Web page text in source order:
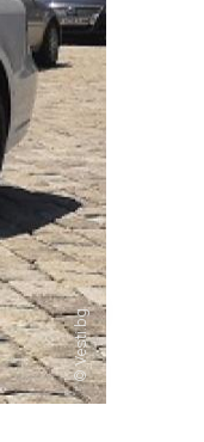
Vesti.bg